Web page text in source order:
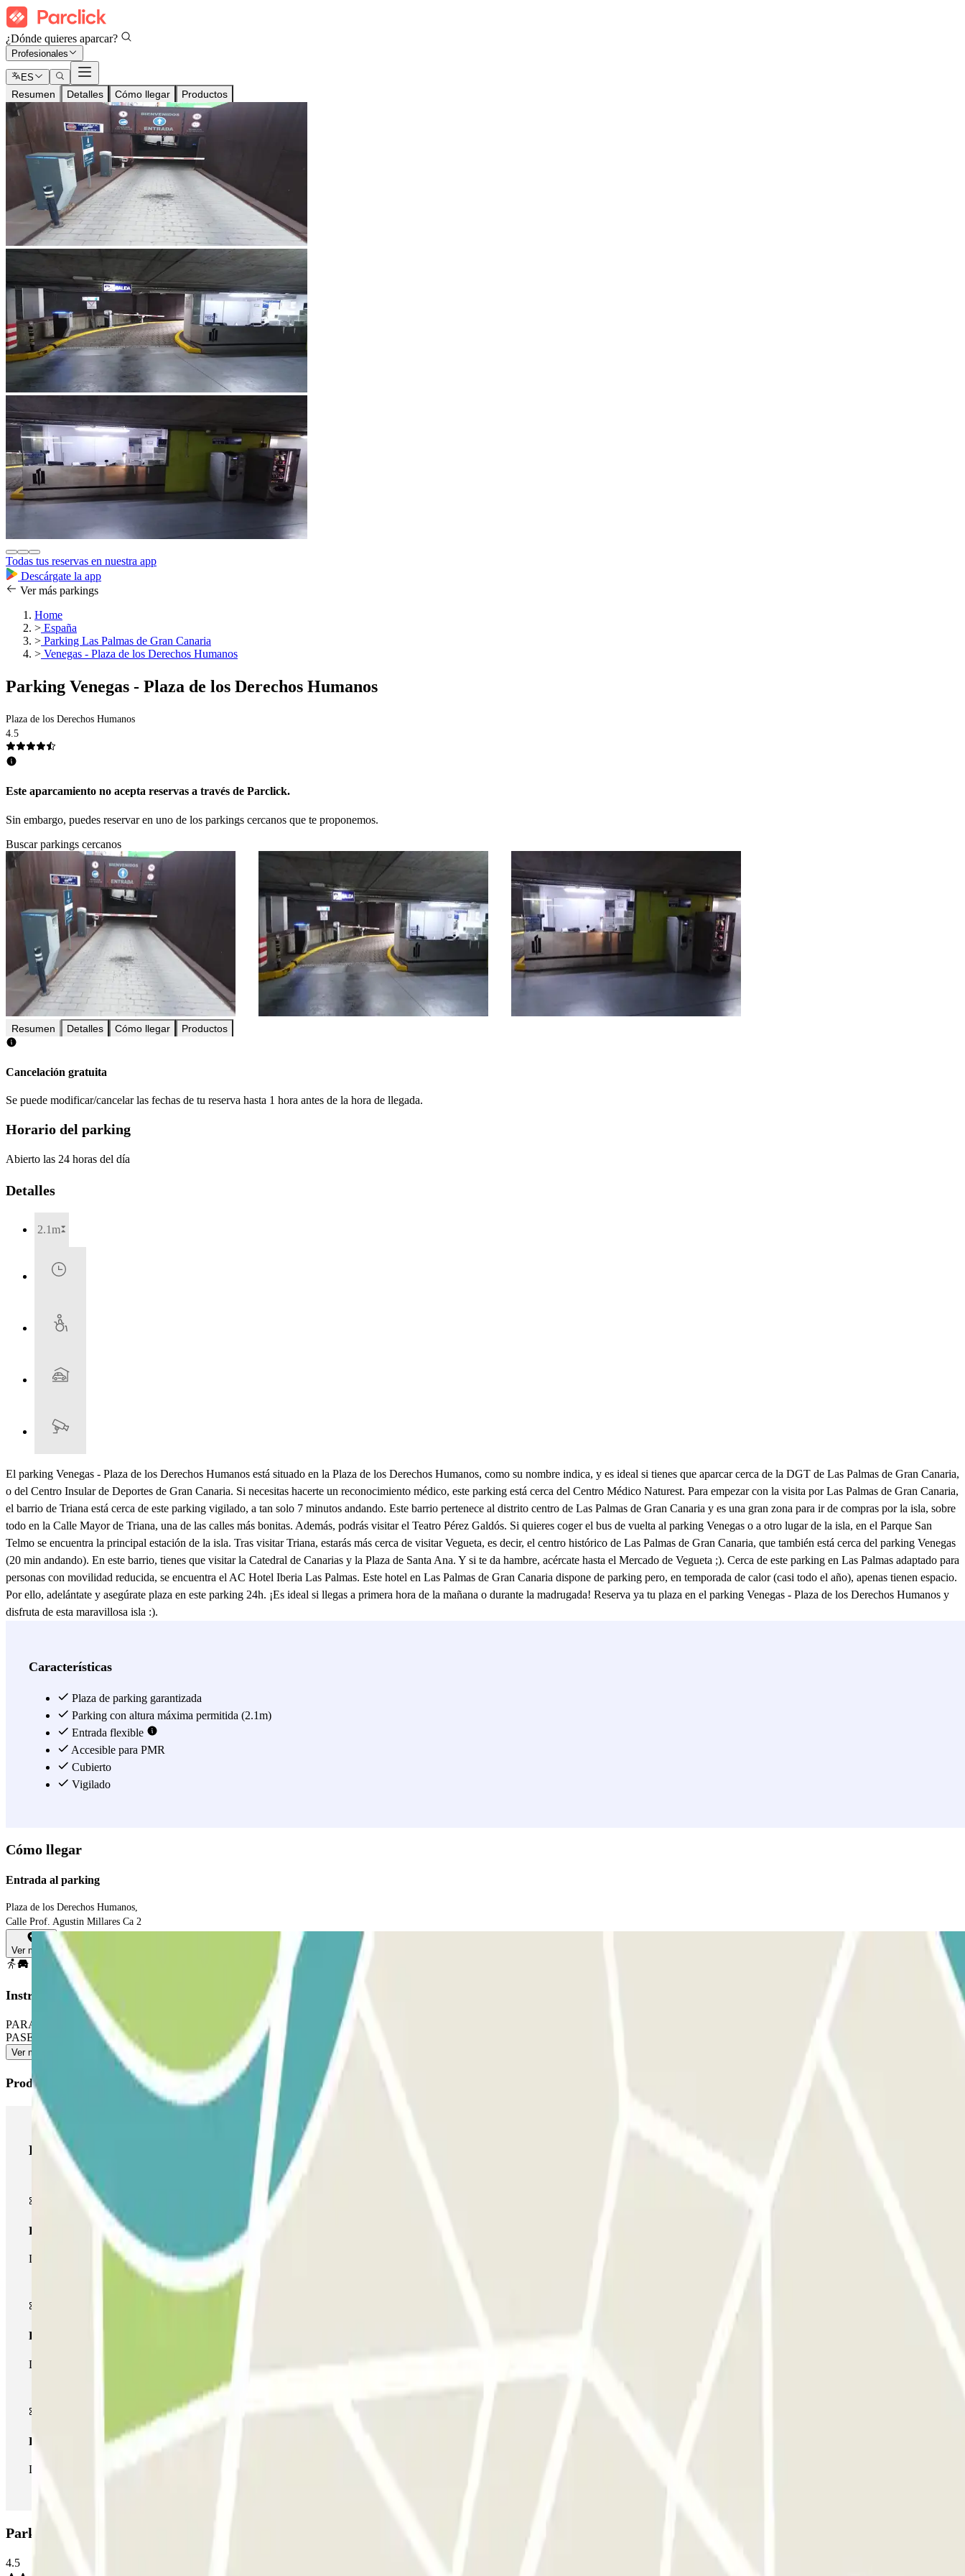
¿Dónde quieres aparcar?
Profesionales
ES
Resumen Detalles Cómo llegar Productos
Todas tus reservas en nuestra app
Descárgate la app
Ver más parkings
Home
> España
> Parking Las Palmas de Gran Canaria
> Venegas - Plaza de los Derechos Humanos
Parking Venegas - Plaza de los Derechos Humanos
Plaza de los Derechos Humanos
4.5
Este aparcamiento no acepta reservas a través de Parclick.
Sin embargo, puedes reservar en uno de los parkings cercanos que te proponemos.
Buscar parkings cercanos
Resumen Detalles Cómo llegar Productos
Cancelación gratuita
Se puede modificar/cancelar las fechas de tu reserva hasta 1 hora antes de la hora de llegada.
Horario del parking
Abierto las 24 horas del día
Detalles
2.1m
El parking Venegas - Plaza de los Derechos Humanos está situado en la Plaza de los Derechos Humanos, como su nombre indica, y es ideal si tienes que aparcar cerca de la DGT de Las Palmas de Gran Canaria,
o del Centro Insular de Deportes de Gran Canaria. Si necesitas hacerte un reconocimiento médico, este parking está cerca del Centro Médico Naturest. Para empezar con la visita por Las Palmas de Gran Canaria,
el barrio de Triana está cerca de este parking vigilado, a tan solo 7 minutos andando. Este barrio pertenece al distrito centro de Las Palmas de Gran Canaria y es una gran zona para ir de compras por la isla, sobre
todo en la Calle Mayor de Triana, una de las calles más bonitas. Además, podrás visitar el Teatro Pérez Galdós. Si quieres coger el bus de vuelta al parking Venegas o a otro lugar de la isla, en el Parque San
Telmo se encuentra la principal estación de la isla. Tras visitar Triana, estarás más cerca de visitar Vegueta, es decir, el centro histórico de Las Palmas de Gran Canaria, que también está cerca del parking Venegas
(20 min andando). En este barrio, tienes que visitar la Catedral de Canarias y la Plaza de Santa Ana. Y si te da hambre, acércate hasta el Mercado de Vegueta ;). Cerca de este parking en Las Palmas adaptado para
personas con movilidad reducida, se encuentra el AC Hotel Iberia Las Palmas. Este hotel en Las Palmas de Gran Canaria dispone de parking pero, en temporada de calor (casi todo el año), apenas tienen espacio.
Por ello, adelántate y asegúrate plaza en este parking 24h. ¡Es ideal si llegas a primera hora de la mañana o durante la madrugada! Reserva ya tu plaza en el parking Venegas - Plaza de los Derechos Humanos y
disfruta de esta maravillosa isla :).
Características
Plaza de parking garantizada
Parking con altura máxima permitida (2.1m)
Entrada flexible
Accesible para PMR
Cubierto
Vigilado
Cómo llegar
Entrada al parking
Plaza de los Derechos Humanos,
Calle Prof. Agustin Millares Ca 2
Ver mapa
Instrucciones
PARA ABRIR LA BARRERA: coge el ticket. Aparca en cualquier plaza libre. Ve a la cabina de control con tu reserva Parclick y el ticket. PARA SALIR: utiliza la tarjeta/mando que te dio el personal. SI TU
PASE PERMITE ENTRADAS Y SALIDAS ILIMITADAS: utiliza la tarjeta/mando que te dio el personal.
Ver más
Productos de Parclick
Productos de Parclick
Pase básico
Durante tu estancia podrás entrar y salir una única vez al parking
Pase multiparking
Durante tu estancia podrás hacer uso de toda la red de parkings de este operador disponibles en Parclick.
Pase ilimitado
Durante tu estancia podrás entrar y salir del parking todas las veces que quieras.
Parking Venegas - Plaza de los Derechos Humanos: Opiniones
4.5